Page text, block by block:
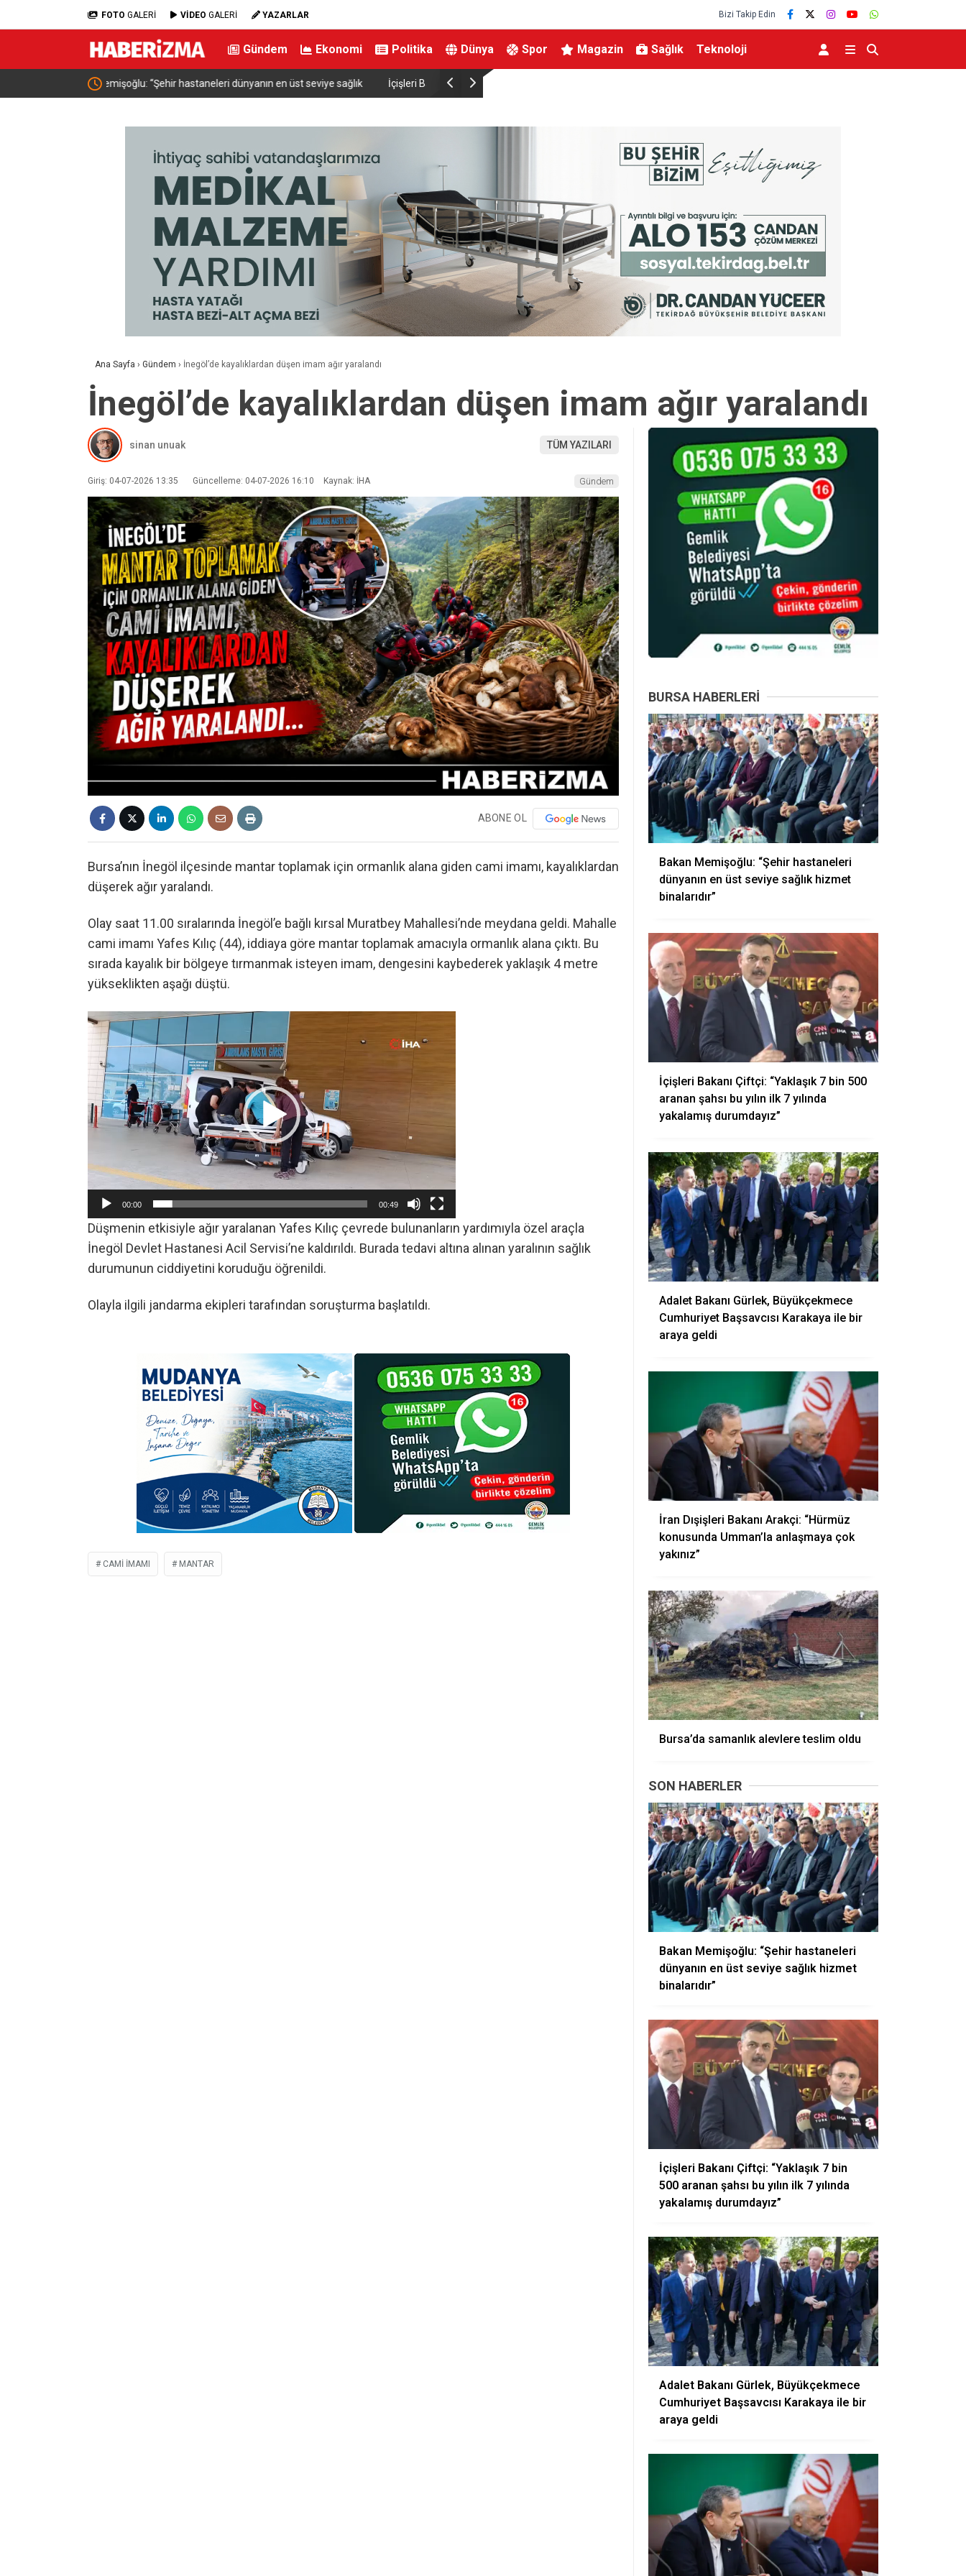
FOTO GALERİ VİDEO GALERİ YAZARLAR Bizi Takip Edin
Gündem Ekonomi Politika Dünya Spor Magazin Sağlık Teknoloji
İçişleri Bakanı Çiftçi: “Yaklaşık 7 bin 500 aranan şahsı bu yılın ilk 7 yılında Adalet Bakanı Gürlek, Büyükçekmece Cumhuriyet Başsavcısı Karakaya
Ana Sayfa › Gündem › İnegöl’de kayalıklardan düşen imam ağır yaralandı
İnegöl’de kayalıklardan düşen imam ağır yaralandı
sinan unuak TÜM YAZILARI
Giriş: 04-07-2026 13:35 Güncelleme: 04-07-2026 16:10 Kaynak: İHA Gündem
ABONE OL
Bursa’nın İnegöl ilçesinde mantar toplamak için ormanlık alana giden cami imamı, kayalıklardan
düşerek ağır yaralandı.
Olay saat 11.00 sıralarında İnegöl’e bağlı kırsal Muratbey Mahallesi’nde meydana geldi. Mahalle
cami imamı Yafes Kılıç (44), iddiaya göre mantar toplamak amacıyla ormanlık alana çıktı. Bu
sırada kayalık bir bölgeye tırmanmak isteyen imam, dengesini kaybederek yaklaşık 4 metre
yükseklikten aşağı düştü.
Video
oynatıcı
00:00 00:49
Düşmenin etkisiyle ağır yaralanan Yafes Kılıç çevrede bulunanların yardımıyla özel araçla
İnegöl Devlet Hastanesi Acil Servisi’ne kaldırıldı. Burada tedavi altına alınan yaralının sağlık
durumunun ciddiyetini koruduğu öğrenildi.
Olayla ilgili jandarma ekipleri tarafından soruşturma başlatıldı.
CAMI IMAMI MANTAR
BURSA HABERLERI
Bakan Memişoğlu: “Şehir hastaneleri
dünyanın en üst seviye sağlık hizmet
binalarıdır”
İçişleri Bakanı Çiftçi: “Yaklaşık 7 bin 500
aranan şahsı bu yılın ilk 7 yılında
yakalamış durumdayız”
Adalet Bakanı Gürlek, Büyükçekmece
Cumhuriyet Başsavcısı Karakaya ile bir
araya geldi
İran Dışişleri Bakanı Arakçi: “Hürmüz
konusunda Umman’la anlaşmaya çok
yakınız”
Bursa’da samanlık alevlere teslim oldu
SON HABERLER
Bakan Memişoğlu: “Şehir hastaneleri
dünyanın en üst seviye sağlık hizmet
binalarıdır”
İçişleri Bakanı Çiftçi: “Yaklaşık 7 bin
500 aranan şahsı bu yılın ilk 7 yılında
yakalamış durumdayız”
Adalet Bakanı Gürlek, Büyükçekmece
Cumhuriyet Başsavcısı Karakaya ile bir
araya geldi